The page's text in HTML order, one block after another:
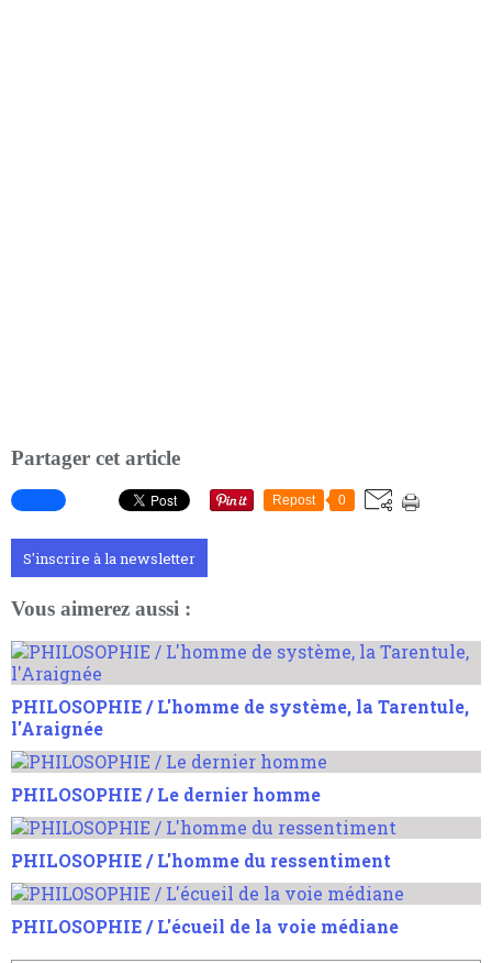
Partager cet article
Repost 0
S'inscrire à la newsletter
Vous aimerez aussi :
PHILOSOPHIE / L'homme de système, la Tarentule,
l'Araignée
PHILOSOPHIE / Le dernier homme
PHILOSOPHIE / L'homme du ressentiment
PHILOSOPHIE / L'écueil de la voie médiane